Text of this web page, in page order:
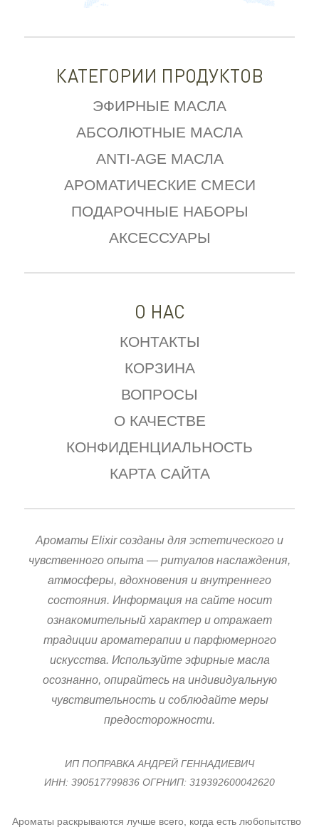
КАТЕГОРИИ ПРОДУКТОВ
ЭФИРНЫЕ МАСЛА
АБСОЛЮТНЫЕ МАСЛА
ANTI-AGE МАСЛА
АРОМАТИЧЕСКИЕ СМЕСИ
ПОДАРОЧНЫЕ НАБОРЫ
АКСЕССУАРЫ
О НАС
КОНТАКТЫ
КОРЗИНА
ВОПРОСЫ
О КАЧЕСТВЕ
КОНФИДЕНЦИАЛЬНОСТЬ
КАРТА САЙТА
Ароматы Elixir созданы для эстетического и
чувственного опыта — ритуалов наслаждения,
атмосферы, вдохновения и внутреннего
состояния. Информация на сайте носит
ознакомительный характер и отражает
традиции ароматерапии и парфюмерного
искусства. Используйте эфирные масла
осознанно, опирайтесь на индивидуальную
чувствительность и соблюдайте меры
предосторожности.
ИП ПОПРАВКА АНДРЕЙ ГЕННАДИЕВИЧ
ИНН: 390517799836 ОГРНИП: 319392600042620
Ароматы раскрываются лучше всего, когда есть любопытство